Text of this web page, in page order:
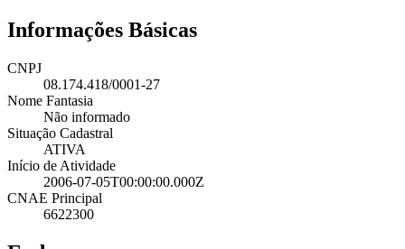
Informações Básicas
CNPJ
08.174.418/0001-27
Nome Fantasia
Não informado
Situação Cadastral
ATIVA
Início de Atividade
2006-07-05T00:00:00.000Z
CNAE Principal
6622300